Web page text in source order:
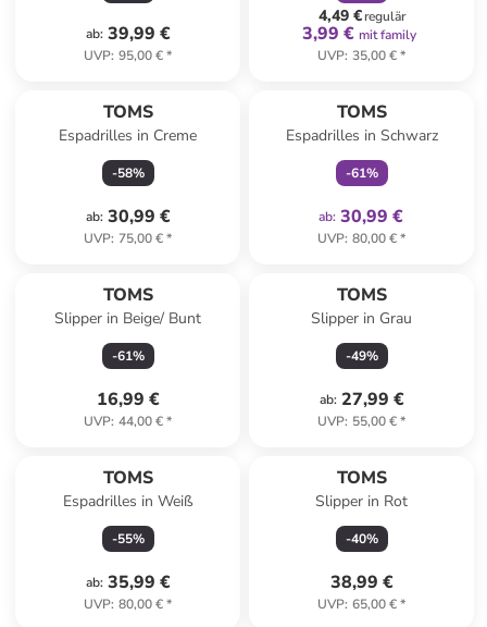
ab: 39,99 €
UVP: 95,00 €*
4,49 €regulär
3,99 € mit family
UVP: 35,00 €*
TOMS
Espadrilles in Creme
-58%
ab: 30,99 €
UVP: 75,00 €*
TOMS
Espadrilles in Schwarz
-61%
ab: 30,99 €
UVP: 80,00 €*
TOMS
Slipper in Beige/ Bunt
-61%
16,99 €
UVP: 44,00 €*
TOMS
Slipper in Grau
-49%
ab: 27,99 €
UVP: 55,00 €*
TOMS
Espadrilles in Weiß
-55%
ab: 35,99 €
UVP: 80,00 €*
TOMS
Slipper in Rot
-40%
38,99 €
UVP: 65,00 €*